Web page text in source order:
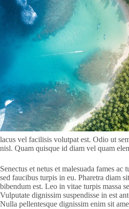
lacus vel facilisis volutpat est. Odio ut
nisl. Quam quisque id diam vel quam
Senectus et netus et malesuada fames ac
sed faucibus turpis in eu. Pharetra diam
bibendum est. Leo in vitae turpis massa
Vulputate dignissim suspendisse in est
Nulla pellentesque dignissim enim sit